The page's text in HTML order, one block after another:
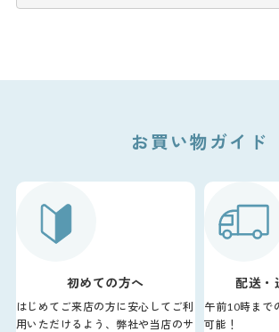
お買い物ガイド
初めての方へ
はじめてご来店の方に安心してご利
用いただけるよう、弊社や当店のサ
配送・
午前10時まで
可能！